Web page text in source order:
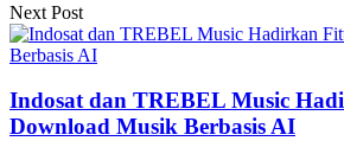
Next Post
Indosat dan TREBEL Music
Download Musik Berbasis AI